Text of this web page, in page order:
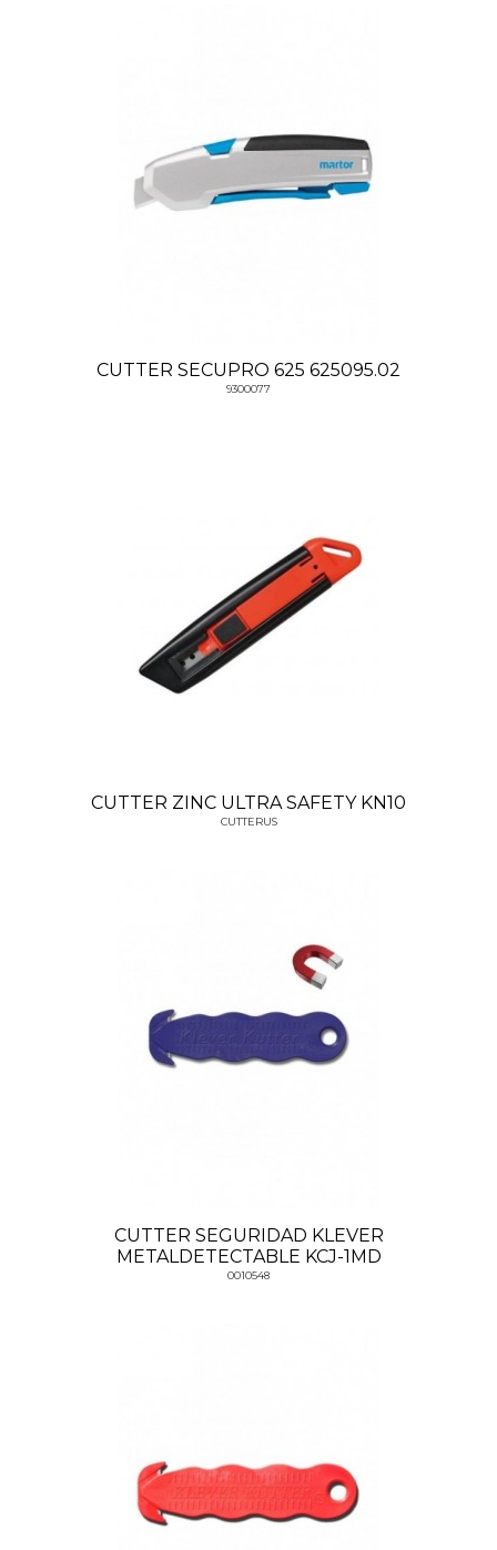
CUTTER SECUPRO 625 625095.02
9300077
CUTTER ZINC ULTRA SAFETY KN10
CUTTERUS
CUTTER SEGURIDAD KLEVER
METALDETECTABLE KCJ-1MD
0010548